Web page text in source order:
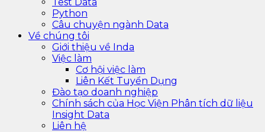
Python
Câu chuyện ngành Data
Về chúng tôi
Giới thiệu về Inda
Việc làm
Cơ hội việc làm
Liên Kết Tuyển Dụng
Đào tạo doanh nghiệp
Chính sách của Học Viện Phân tích dữ liệu
Insight Data
Liên hệ